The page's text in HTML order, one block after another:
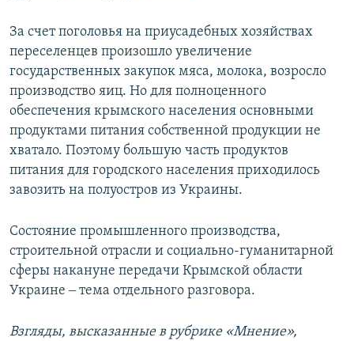
За счет поголовья на приусадебных хозяйствах
переселенцев произошло увеличение
государственных закупок мяса, молока, возросло
производство яиц. Но для полноценного
обеспечения крымского населения основными
продуктами питания собственной продукции не
хватало. Поэтому большую часть продуктов
питания для городского населения приходилось
завозить на полуостров из Украины.
Состояние промышленного производства,
строительной отрасли и социально-гуманитарной
сферы накануне передачи Крымской области
Украине ‒ тема отдельного разговора.
Взгляды, высказанные в рубрике «Мнение»,